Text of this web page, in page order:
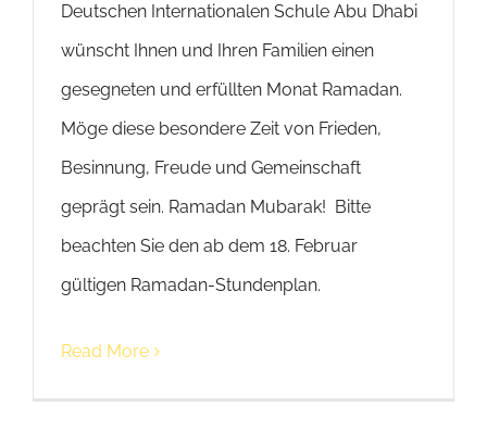
Deutschen Internationalen Schule Abu Dhabi
wünscht Ihnen und Ihren Familien einen
gesegneten und erfüllten Monat Ramadan.
Möge diese besondere Zeit von Frieden,
Besinnung, Freude und Gemeinschaft
geprägt sein. Ramadan Mubarak! Bitte
beachten Sie den ab dem 18. Februar
gültigen Ramadan-Stundenplan.
Read More